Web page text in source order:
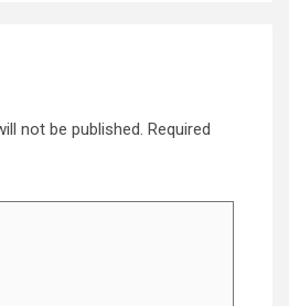
not be published. Required